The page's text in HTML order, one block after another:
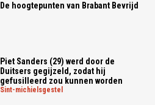
De hoogtepunten van Brabant Bevrijd
Piet Sanders (29) werd door de
Duitsers gegijzeld, zodat hij
gefusilleerd zou kunnen worden
sint-michielsgestel